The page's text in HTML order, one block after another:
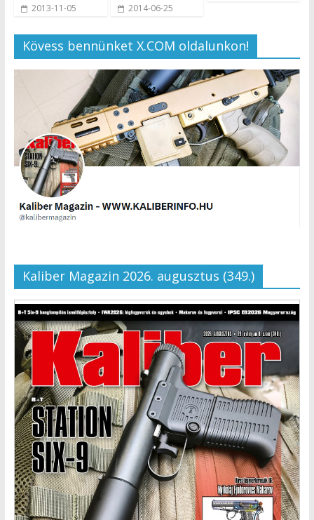
2013-11-05 2014-06-25
Kövess bennünket X.COM oldalunkon!
Kaliber Magazin 2026. augusztus (349.)